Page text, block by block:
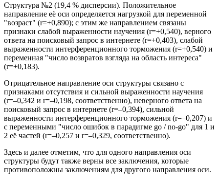
Структура №2 (19,4 % дисперсии). Положительное
направление её оси определяется нагрузкой для переменной
"возраст" (r=+0,890); с этим же направлением связаны
признаки слабой выраженности научения (r=+0,540), верного
ответа на поисковый запрос в интернете (r=+0,403), слабой
выраженности интерференционного торможения (r=+0,540) и
переменная "число возвратов взгляда на область интереса"
(r=+0,183).
Отрицательное направление оси структуры связано с
признаками отсутствия и сильной выраженности научения
(r=–0,342 и r=–0,198, соответственно), неверного ответа на
поисковый запрос в интернете (r=–0,394), сильной
выраженности интерференционного торможения (r=–0,207) и
с переменными "число ошибок в парадигме go / no-go" для 1 и
2 её частей (r=–0,257 и r=–0,329, соответственно).
Здесь и далее отметим, что для одного направления оси
структуры будут также верны все заключения, которые
противоположны заключениям для другого направления оси.